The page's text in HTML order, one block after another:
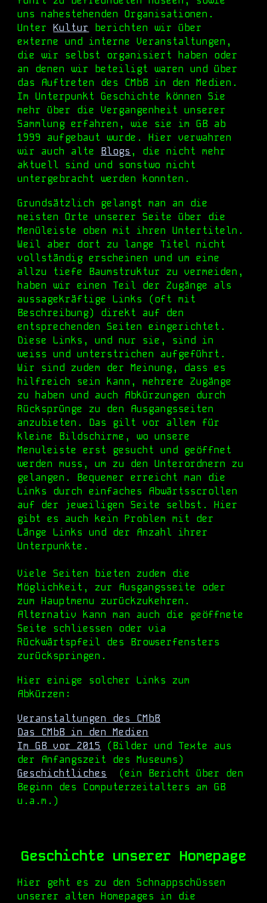
uns nahestehenden Organisationen.
UnterKultur
berichten wir über
externe und interne Veranstaltungen,
die wir selbst organisiert haben oder
an denen wir beteiligt waren und über
das Auftreten des CMbB in den Medien.
Im Unterpunkt Geschichte können Sie
mehr über die Vergangenheit unserer
Sammlung erfahren, wie sie im GB ab
1999 aufgebaut wurde. Hier verwahren
wir auch alte Blogs , die nicht mehr
aktuell sind und sonstwo nicht
untergebracht werden konnten.
Grundsätzlich gelangt man an die
meisten Orte unserer Seite über die
Menüleiste oben mit ihren Untertiteln.
Weil a ber dort zu lange Titel nicht
vollständig erscheinen und umeine
allzu tiefe Baumstruktur zu vermeiden,
haben wir einen Teil der Zugänge als
aussagekräftige Links (oft mit
Beschreibung) direkt auf den
entsprechenden Seiten eingerichtet.
Diese Links, und nur sie, sind in
weiss und unterstrichen aufgeführt.
Wir sind zudem der Meinung, dass es
hilfreich sein kann, mehrere Zugänge
zu haben und auch Abkürzungen durch
Rücksprünge zu den Ausgangsseiten
anzubieten. Das gilt vor allem für
kleine Bildschirme, wo unsere
Menuleiste erst gesucht und geöffnet
werden muss, um zu den Unterordnern zu
gelangen. Bequemer erreicht man die
Links durch einfaches Abwärtsscrollen
auf der jeweiligen Seite selbst . Hier
gibt es auch kein Problem mit der
Länge Links und der Anzahl ihrer
Unterpunkte.
Viele Seiten bieten zudem die
Möglichkeit, zur Ausgangsseite oder
zum Hauptmenu zurückzukehren.
Alternativ kann man auch die geöffnete
Seite schliessen oder via
Rückwärtspfeil des Browserfensters
zurückspringen.
Hier einige solcher Links zum
Abkürzen:
Veranstaltungen des CMbB
Das CMbB in den Medien
Im GB vor 2015
(Bilder und Texte aus
der Anfangszeit des Museums)
Geschichtliches
(ein Bericht über den
Beginn des Computerzeitalters am GB
u.a.m.)
Geschichte unserer Homepage
Hier geht es zu den Schnappschüssen
unserer alten Homepages in die